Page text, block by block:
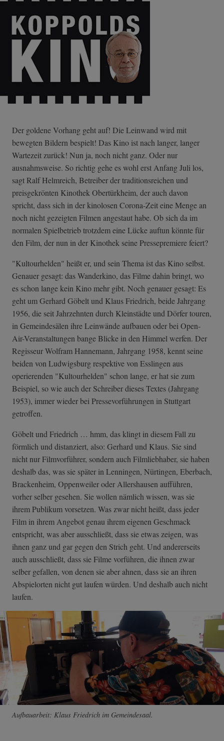
Der goldene Vorhang geht auf! Die Leinwand wird mit
bewegten Bildern bespielt! Das Kino ist nach langer, langer
Wartezeit zurück! Nun ja, noch nicht ganz. Oder nur
ausnahmsweise. So richtig gehe es wohl erst Anfang Juli los,
sagt Ralf Helmreich, Betreiber der traditionsreichen und
preisgekrönten Kinothek Obertürkheim, der auch davon
spricht, dass sich in der kinolosen Corona-Zeit eine Menge an
noch nicht gezeigten Filmen angestaut habe. Ob sich da im
normalen Spielbetrieb trotzdem eine Lücke auftun könnte für
den Film, der nun in der Kinothek seine Pressepremiere feiert?
"Kultourhelden" heißt er, und sein Thema ist das Kino selbst.
Genauer gesagt: das Wanderkino, das Filme dahin bringt, wo
es schon lange kein Kino mehr gibt. Noch genauer gesagt: Es
geht um Gerhard Göbelt und Klaus Friedrich, beide Jahrgang
1956, die seit Jahrzehnten durch Kleinstädte und Dörfer touren,
in Gemeindesälen ihre Leinwände aufbauen oder bei Open-
Air-Veranstaltungen bange Blicke in den Himmel werfen. Der
Regisseur Wolfram Hannemann, Jahrgang 1958, kennt seine
beiden von Ludwigsburg respektive von Esslingen aus
operierenden "Kultourhelden" schon lange, er hat sie zum
Beispiel, so wie auch der Schreiber dieses Textes (Jahrgang
1953), immer wieder bei Pressevorführungen in Stuttgart
getroffen.
Göbelt und Friedrich … hmm, das klingt in diesem Fall zu
förmlich und distanziert, also: Gerhard und Klaus. Sie sind
nicht nur Filmvorführer, sondern auch Filmliebhaber, sie haben
deshalb das, was sie später in Lenningen, Nürtingen, Eberbach,
Brackenheim, Oppenweiler oder Allershausen aufführen,
vorher selber gesehen. Sie wollen nämlich wissen, was sie
ihrem Publikum vorsetzen. Was zwar nicht heißt, dass jeder
Film in ihrem Angebot genau ihrem eigenen Geschmack
entspricht, was aber ausschließt, dass sie etwas zeigen, was
ihnen ganz und gar gegen den Strich geht. Und andererseits
auch ausschließt, dass sie Filme vorführen, die ihnen zwar
selber gefallen, von denen sie aber ahnen, dass sie an ihren
Abspielorten nicht gut laufen würden. Und deshalb auch nicht
laufen.
Aufbauarbeit: Klaus Friedrich im Gemeindesaal.